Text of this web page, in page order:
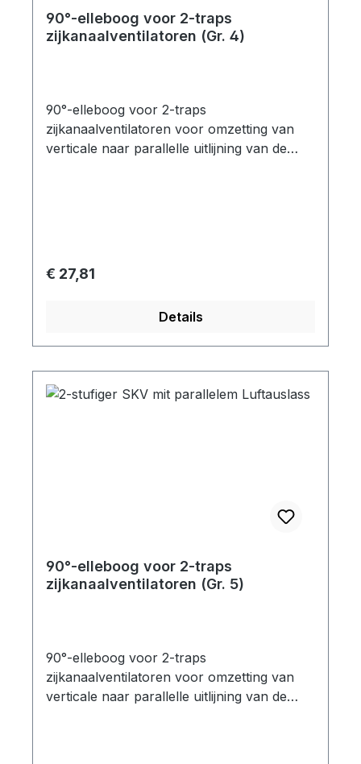
90°-elleboog voor 2-traps
zijkanaalventilatoren (Gr. 4)
90°-elleboog voor 2-traps
zijkanaalventilatoren voor omzetting van
verticale naar parallelle uitlijning van de
Normale prijs:
€ 27,81
Details
90°-elleboog voor 2-traps
zijkanaalventilatoren (Gr. 5)
90°-elleboog voor 2-traps
zijkanaalventilatoren voor omzetting van
verticale naar parallelle uitlijning van de